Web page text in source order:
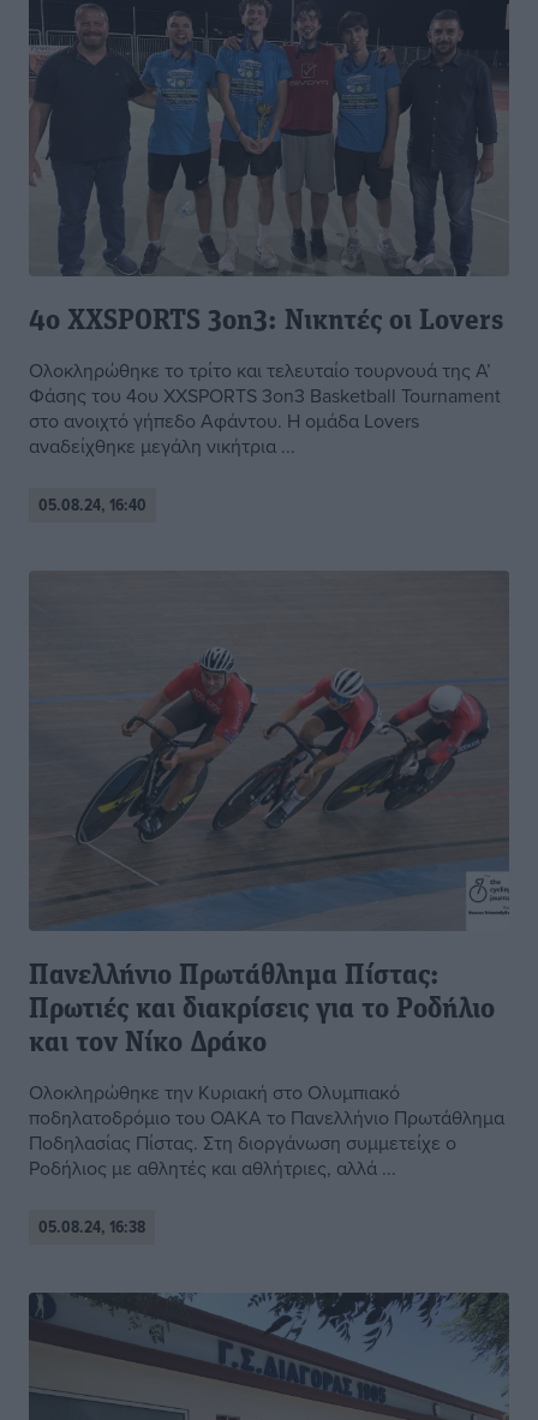
4ο XXSPORTS 3on3: Νικητές οι Lovers
Ολοκληρώθηκε το τρίτο και τελευταίο τουρνουά της Α’
Φάσης του 4ου XXSPORTS 3on3 Basketball Tournament
στο ανοιχτό γήπεδο Αφάντου. Η ομάδα Lovers
αναδείχθηκε μεγάλη νικήτρια ...
05.08.24, 16:40
Πανελλήνιο Πρωτάθλημα Πίστας:
Πρωτιές και διακρίσεις για το Ροδήλιο
και τον Νίκο Δράκο
Ολοκληρώθηκε την Κυριακή στο Ολυμπιακό
ποδηλατοδρόμιο του ΟΑΚΑ το Πανελλήνιο Πρωτάθλημα
Ποδηλασίας Πίστας. Στη διοργάνωση συμμετείχε ο
Ροδήλιος με αθλητές και αθλήτριες, αλλά ...
05.08.24, 16:38